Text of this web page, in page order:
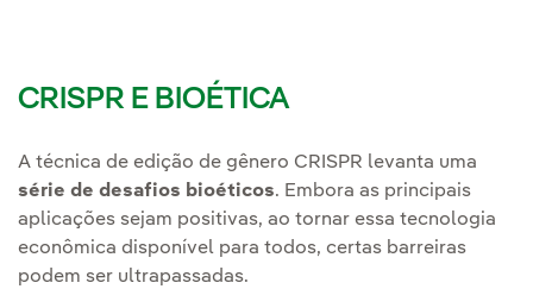
CRISPR E BIOÉTICA
A técnica de edição de gênero CRISPR levanta uma
série de desafios bioéticos. Embora as principais
aplicações sejam positivas, ao tornar essa tecnologia
econômica disponível para todos, certas barreiras
podem ser ultrapassadas.